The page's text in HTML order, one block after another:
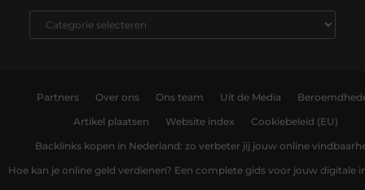
Partners Over ons Ons team Uit de Media
Artikel plaatsen Website index Cookiebeleid (EU)
Backlinks kopen in Nederland: zo verbeter jij jouw online
Hoe kan je online geld verdienen? Een complete gids voor jouw digitale